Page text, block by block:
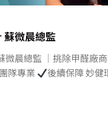
蘇微晨總監
微晨總監 ｜挑除甲醛廠
團隊專業
後續保障 妙健